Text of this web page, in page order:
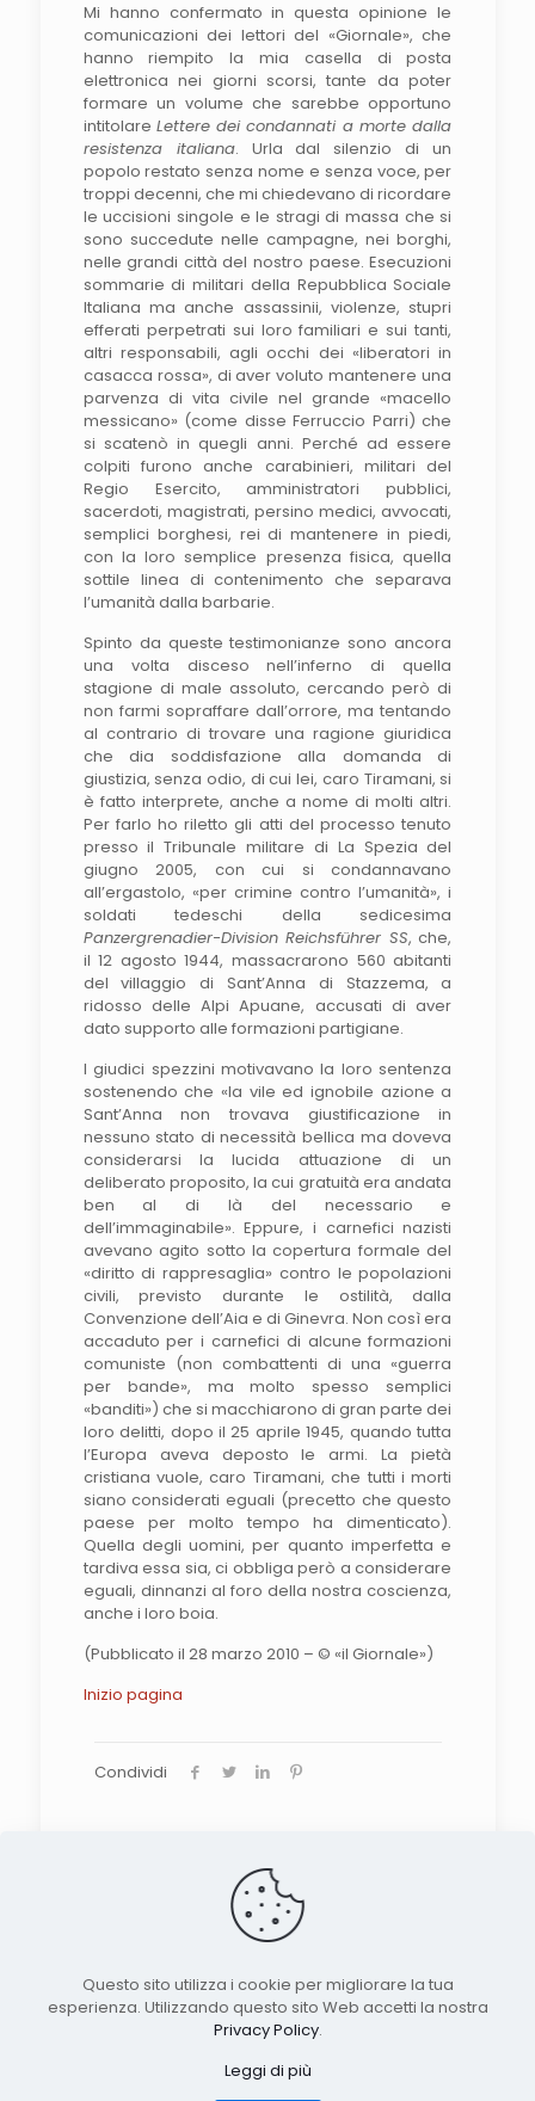
Mi hanno confermato in questa opinione le
comunicazioni dei lettori del «Giornale», che
hanno riempito la mia casella di posta
elettronica nei giorni scorsi, tante da poter
formare un volume che sarebbe opportuno
intitolare Lettere dei condannati a morte dalla
resistenza italiana. Urla dal silenzio di un
popolo restato senza nome e senza voce, per
troppi decenni, che mi chiedevano di ricordare
le uccisioni singole e le stragi di massa che si
sono succedute nelle campagne, nei borghi,
nelle grandi città del nostro paese. Esecuzioni
sommarie di militari della Repubblica Sociale
Italiana ma anche assassinii, violenze, stupri
efferati perpetrati sui loro familiari e sui tanti,
altri responsabili, agli occhi dei «liberatori in
casacca rossa», di aver voluto mantenere una
parvenza di vita civile nel grande «macello
messicano» (come disse Ferruccio Parri) che
si scatenò in quegli anni. Perché ad essere
colpiti furono anche carabinieri, militari del
Regio Esercito, amministratori pubblici,
sacerdoti, magistrati, persino medici, avvocati,
semplici borghesi, rei di mantenere in piedi,
con la loro semplice presenza fisica, quella
sottile linea di contenimento che separava
l’umanità dalla barbarie.
Spinto da queste testimonianze sono ancora
una volta disceso nell’inferno di quella
stagione di male assoluto, cercando però di
non farmi sopraffare dall’orrore, ma tentando
al contrario di trovare una ragione giuridica
che dia soddisfazione alla domanda di
giustizia, senza odio, di cui lei, caro Tiramani, si
è fatto interprete, anche a nome di molti altri.
Per farlo ho riletto gli atti del processo tenuto
presso il Tribunale militare di La Spezia del
giugno 2005, con cui si condannavano
all’ergastolo, «per crimine contro l’umanità», i
soldati tedeschi della sedicesima
Panzergrenadier-Division Reichsführer SS, che,
il 12 agosto 1944, massacrarono 560 abitanti
del villaggio di Sant’Anna di Stazzema, a
ridosso delle Alpi Apuane, accusati di aver
dato supporto alle formazioni partigiane.
I giudici spezzini motivavano la loro sentenza
sostenendo che «la vile ed ignobile azione a
Sant’Anna non trovava giustificazione in
nessuno stato di necessità bellica ma doveva
considerarsi la lucida attuazione di un
deliberato proposito, la cui gratuità era andata
ben al di là del necessario e
dell’immaginabile». Eppure, i carnefici nazisti
avevano agito sotto la copertura formale del
«diritto di rappresaglia» contro le popolazioni
civili, previsto durante le ostilità, dalla
Convenzione dell’Aia e di Ginevra. Non così era
accaduto per i carnefici di alcune formazioni
comuniste (non combattenti di una «guerra
per bande», ma molto spesso semplici
«banditi») che si macchiarono di gran parte dei
loro delitti, dopo il 25 aprile 1945, quando tutta
l’Europa aveva deposto le armi. La pietà
cristiana vuole, caro Tiramani, che tutti i morti
siano considerati eguali (precetto che questo
paese per molto tempo ha dimenticato).
Quella degli uomini, per quanto imperfetta e
tardiva essa sia, ci obbliga però a considerare
eguali, dinnanzi al foro della nostra coscienza,
anche i loro boia.
(Pubblicato il 28 marzo 2010 – © «il Giornale»)
Inizio pagina
Condividi
© 2026 Nuova Rivista Storica. Published by
unless otherwise stated
Questo sito utilizza i cookie per migliorare la tua
esperienza. Utilizzando questo sito Web accetti la nostra
Privacy Policy.
Leggi di più